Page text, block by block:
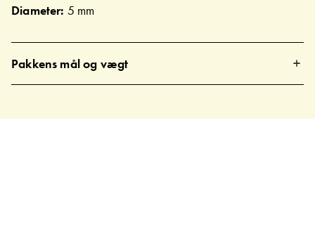
Diameter: 5 mm
Pakkens mål og vægt